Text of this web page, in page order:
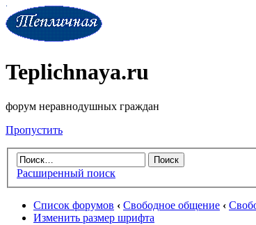
Teplichnaya.ru
форум неравнодушных граждан
Пропустить
Расширенный поиск
Список форумов ‹ Свободное общение ‹
Изменить размер шрифта